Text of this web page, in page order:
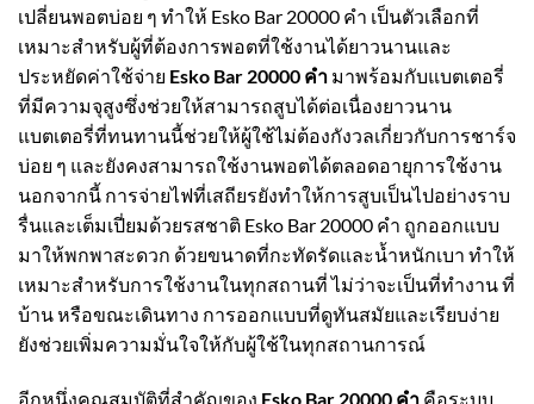
เปลี่ยนพอตบ่อย ๆ ทำให้ Esko Bar 20000 คำ เป็นตัวเลือกที่
เหมาะสำหรับผู้ที่ต้องการพอตที่ใช้งานได้ยาวนานและ
ประหยัดค่าใช้จ่าย Esko Bar 20000 คำ มาพร้อมกับแบตเตอรี่
ที่มีความจุสูงซึ่งช่วยให้สามารถสูบได้ต่อเนื่องยาวนาน
แบตเตอรี่ที่ทนทานนี้ช่วยให้ผู้ใช้ไม่ต้องกังวลเกี่ยวกับการชาร์จ
บ่อย ๆ และยังคงสามารถใช้งานพอตได้ตลอดอายุการใช้งาน
นอกจากนี้ การจ่ายไฟที่เสถียรยังทำให้การสูบเป็นไปอย่างราบ
รื่นและเต็มเปี่ยมด้วยรสชาติ Esko Bar 20000 คำ ถูกออกแบบ
มาให้พกพาสะดวก ด้วยขนาดที่กะทัดรัดและน้ำหนักเบา ทำให้
เหมาะสำหรับการใช้งานในทุกสถานที่ ไม่ว่าจะเป็นที่ทำงาน ที่
บ้าน หรือขณะเดินทาง การออกแบบที่ดูทันสมัยและเรียบง่าย
ยังช่วยเพิ่มความมั่นใจให้กับผู้ใช้ในทุกสถานการณ์
อีกหนึ่งคุณสมบัติที่สำคัญของ Esko Bar 20000 คำ คือระบบ